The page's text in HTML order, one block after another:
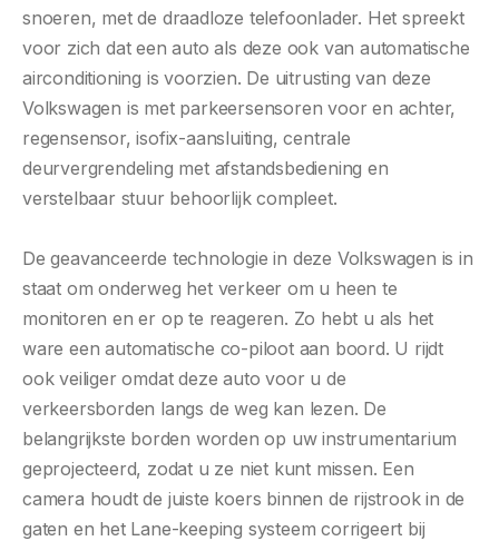
snoeren, met de draadloze telefoonlader. Het spreekt
voor zich dat een auto als deze ook van automatische
airconditioning is voorzien. De uitrusting van deze
Volkswagen is met parkeersensoren voor en achter,
regensensor, isofix-aansluiting, centrale
deurvergrendeling met afstandsbediening en
verstelbaar stuur behoorlijk compleet.
De geavanceerde technologie in deze Volkswagen is in
staat om onderweg het verkeer om u heen te
monitoren en er op te reageren. Zo hebt u als het
ware een automatische co-piloot aan boord. U rijdt
ook veiliger omdat deze auto voor u de
verkeersborden langs de weg kan lezen. De
belangrijkste borden worden op uw instrumentarium
geprojecteerd, zodat u ze niet kunt missen. Een
camera houdt de juiste koers binnen de rijstrook in de
gaten en het Lane-keeping systeem corrigeert bij